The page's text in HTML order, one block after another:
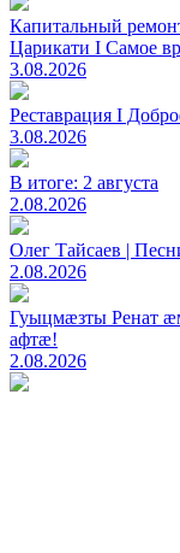
Капитальный
Царикати I Самое
3.08.2026
Реставрация I
3.08.2026
В итоге: 2 августа
2.08.2026
Олег Тайсаев |
2.08.2026
Гуыцмӕзты Ренат
афтӕ!
2.08.2026